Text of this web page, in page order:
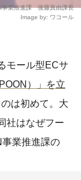
業推進課 後藤真由課長
Image by: ワコール
モール型ECサ
）」を立
は初めて。大
社はなぜフー
事業推進課の